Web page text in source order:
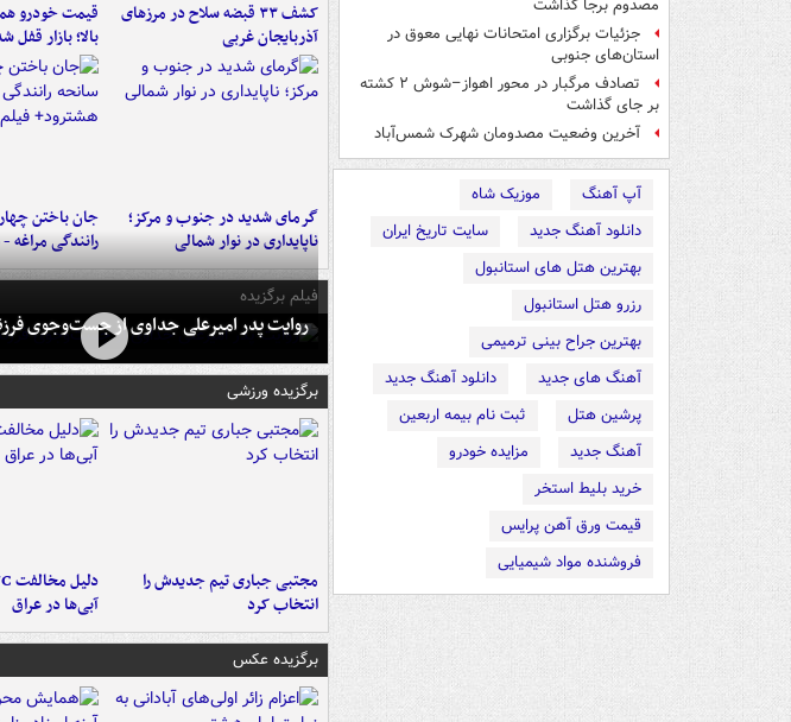
مصدوم برجا گذاشت
جزئیات برگزاری امتحانات نهایی معوق در
استان‌های جنوبی
تصادف مرگبار در محور اهواز–شوش ۲ کشته
بر جای گذاشت
آخرین وضعیت مصدومان شهرک شمس‌آباد
آپ آهنگ
موزیک شاه
دانلود آهنگ جدید
سایت تاریخ ایران
بهترین هتل های استانبول
رزرو هتل استانبول
بهترین جراح بینی ترمیمی
آهنگ های جدید
دانلود آهنگ جدید
پرشین هتل
ثبت نام بیمه اربعین
آهنگ جدید
مزایده خودرو
خرید بلیط استخر
قیمت ورق آهن پرایس
فروشنده مواد شیمیایی
کشف ۳۳ قبضه سلاح در مرزهای
آذربایجان غربی
قیمت خودرو
بالا؛ بازار قفل
گرمای شدید در جنوب و مرکز؛
ناپایداری در نوار شمالی
جان باختن
رانندگی مراغه
فیلم برگزیده
روایت پدر امیرعلی جداوی از جست‌وجوی
برگزیده ورزشی
مجتبی جباری تیم جدیدش را
انتخاب کرد
آبی‌ها در عراق
برگزیده عکس